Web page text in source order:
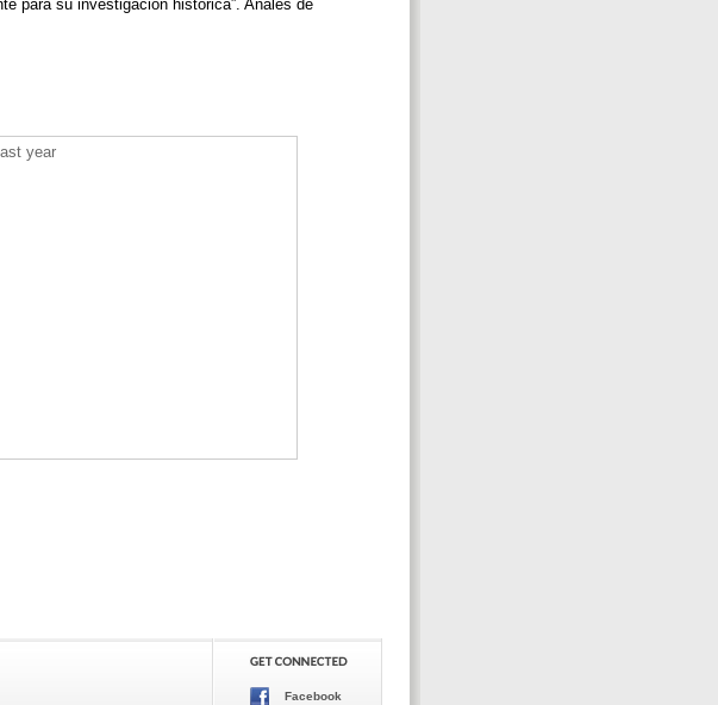
para su investigación histórica”. Anales de
year
Facebook